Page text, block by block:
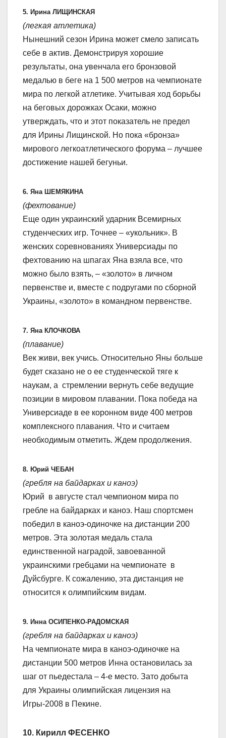
5. Ирина ЛИЩИНСКАЯ
(легкая атлетика)
Нынешний сезон Ирина может смело записать
себе в актив. Демонстрируя хорошие
результаты, она увенчала его бронзовой
медалью в беге на 1 500 метров на чемпионате
мира по легкой атлетике. Учитывая ход борьбы
на беговых дорожках Осаки, можно
утверждать, что и этот показатель не предел
для Ирины Лищинской. Но пока «бронза»
мирового легкоатлетического форума – лучшее
достижение нашей бегуньи.
6. Яна ШЕМЯКИНА
(фехтование)
Еще один украинский ударник Всемирных
студенческих игр. Точнее – «укольник». В
женских соревнованиях Универсиады по
фехтованию на шпагах Яна взяла все, что
можно было взять, – «золото» в личном
первенстве и, вместе с подругами по сборной
Украины, «золото» в командном первенстве.
7. Яна КЛОЧКОВА
(плавание)
Век живи, век учись. Относительно Яны больше
будет сказано не о ее студенческой тяге к
наукам, а стремлении вернуть себе ведущие
позиции в мировом плавании. Пока победа на
Универсиаде в ее коронном виде 400 метров
комплексного плавания. Что и считаем
необходимым отметить. Ждем продолжения.
8. Юрий ЧЕБАН
(гребля на байдарках и каноэ)
Юрий в августе стал чемпионом мира по
гребле на байдарках и каноэ. Наш спортсмен
победил в каноэ-одиночке на дистанции 200
метров. Эта золотая медаль стала
единственной наградой, завоеванной
украинскими гребцами на чемпионате в
Дуйсбурге. К сожалению, эта дистанция не
относится к олимпийским видам.
9. Инна ОСИПЕНКО-РАДОМСКАЯ
(гребля на байдарках и каноэ)
На чемпионате мира в каноэ-одиночке на
дистанции 500 метров Инна остановилась за
шаг от пьедестала – 4-е место. Зато добыта
для Украины олимпийская лицензия на
Игры-2008 в Пекине.
10. Кирилл ФЕСЕНКО